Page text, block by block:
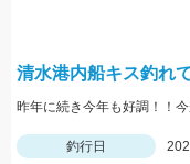
清水港内船キス釣れ
昨年に続き今年も好調！！
釣行日